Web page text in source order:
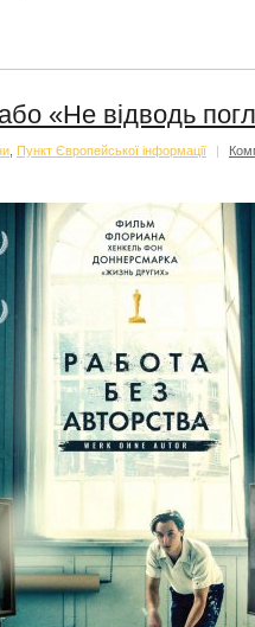
«Не відводь
Пункт Європейської інформації |